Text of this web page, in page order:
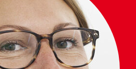
Google
Übersetzen